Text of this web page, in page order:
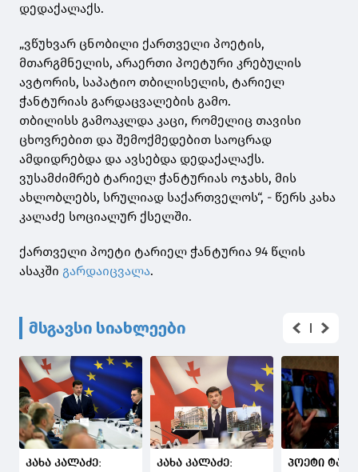
დედაქალაქს.
„ვწუხვარ ცნობილი ქართველი პოეტის,
მთარგმნელის, არაერთი პოეტური კრებულის
ავტორის, საპატიო თბილისელის, ტარიელ
ჭანტურიას გარდაცვალების გამო.
თბილისს გამოაკლდა კაცი, რომელიც თავისი
ცხოვრებით და შემოქმედებით საოცრად
ამდიდრებდა და ავსებდა დედაქალაქს.
ვუსამძიმრებ ტარიელ ჭანტურიას ოჯახს, მის
ახლობლებს, სრულიად საქართველოს“, - წერს კახა
კალაძე სოციალურ ქსელში.
ქართველი პოეტი ტარიელ ჭანტურია 94 წლის
ასაკში გარდაიცვალა.
მსგავსი სიახლეები
კახა კალაძე:
კახა კალაძე:
პოეტი